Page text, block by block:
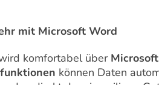
mit Microsoft Word
komfortabel über
können Daten